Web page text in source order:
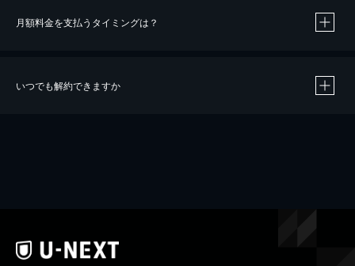
※40％ポイント還元の対象は、クレジットカード決済による作品の購入 / レンタルです。
iOSアプリのUコイン決済による作品の購入 / レンタルは、20％のポイント還元です。
月額料金を支払うタイミングは？
いつでも解約できますか